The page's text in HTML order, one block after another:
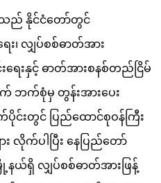
သည် နိုင်ငံတော်တွင်
၊ လျှပ်စစ်ဓာတ်အား
ရေးနှင့် ဓာတ်အားစနစ်တည်ငြိမ်
က် ဘက်စုံမှ တွန်းအားပေး
င်းတွင် ပြည်ထောင်စုဝန်ကြီး
လိုက်ပါပြီး နေပြည်တော်
နယ်ရှိ လျှပ်စစ်ဓာတ်အားဖြန့်